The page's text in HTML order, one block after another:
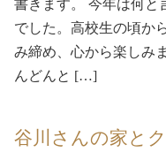
書きます。 今年は何と
でした。高校生の頃か
み締め、心から楽しみ
んどんと […]
谷川さんの家と